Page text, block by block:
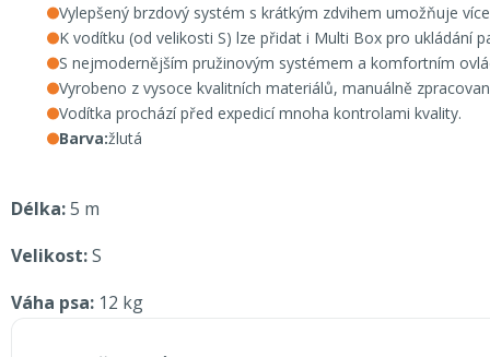
Vylepšený brzdový systém s krátkým zdvihem umožňuje
K vodítku (od velikosti S) lze přidat i Multi Box pro ukládání
S nejmodernějším pružinovým systémem a komfortním
Vyrobeno z vysoce kvalitních materiálů, manuálně
Vodítka prochází před expedicí mnoha kontrolami kvality.
Barva:žlutá
Délka:5 m
Velikost:S
Váha psa: 12 kg